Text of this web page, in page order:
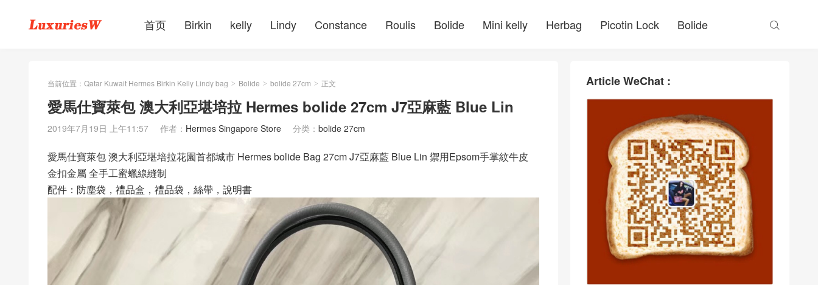
首页 Birkin kelly Lindy Constance Roulis Bolide Mini kelly Herbag Picotin Lock Bolide 
当前位置： Qatar Kuwait Hermes Birkin Kelly Lindy bag > Bolide > bolide 27cm > 正文
愛馬仕寶萊包 澳大利亞堪培拉 Hermes bolide 27cm J7亞麻藍 Blue Lin
2019年7月19日 上午11:57 作者： Hermes Singapore Store 分类： bolide 27cm
愛馬仕寶萊包 澳大利亞堪培拉花園首都城市 Hermes bolide Bag 27cm J7亞麻藍 Blue Lin 禦用Epsom手掌紋牛皮
金扣金屬 全手工蜜蠟線縫制
配件：防塵袋，禮品盒，禮品袋，絲帶，說明書
Article WeChat :